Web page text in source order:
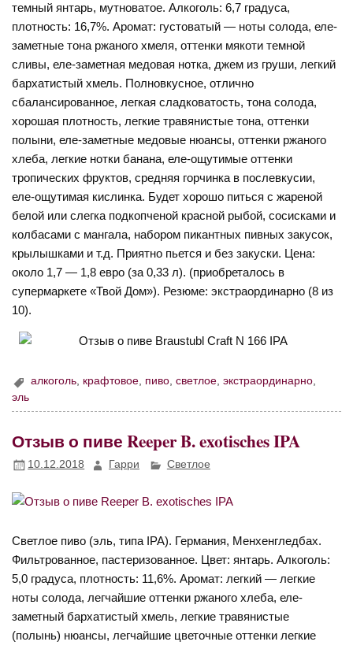
темный янтарь, мутноватое. Алкоголь: 6,7 градуса,
плотность: 16,7%. Аромат: густоватый — ноты солода, еле-
заметные тона ржаного хмеля, оттенки мякоти темной
сливы, еле-заметная медовая нотка, джем из груши, легкий
бархатистый хмель. Полновкусное, отлично
сбалансированное, легкая сладковатость, тона солода,
хорошая плотность, легкие травянистые тона, оттенки
полыни, еле-заметные медовые нюансы, оттенки ржаного
хлеба, легкие нотки банана, еле-ощутимые оттенки
тропических фруктов, средняя горчинка в послевкусии,
еле-ощутимая кислинка. Будет хорошо питься с жареной
белой или слегка подкопченой красной рыбой, сосисками и
колбасами с мангала, набором пикантных пивных закусок,
крылышками и т.д. Приятно пьется и без закуски. Цена:
около 1,7 — 1,8 евро (за 0,33 л). (приобреталось в
супермаркете «Твой Дом»). Резюме: экстраординарно (8 из
10).
алкоголь, крафтовое, пиво,светлое,экстраординарно,
эль
Отзыв о пиве Reeper B. exotisches IPA
10.12.2018 Гарри Светлое
Светлое пиво (эль, типа IPA). Германия, Менхенгледбах.
Фильтрованное, пастеризованное. Цвет: янтарь. Алкоголь:
5,0 градуса, плотность: 11,6%. Аромат: легкий — легкие
ноты солода, легчайшие оттенки ржаного хлеба, еле-
заметный бархатистый хмель, легкие травянистые
(полынь) нюансы, легчайшие цветочные оттенки легкие